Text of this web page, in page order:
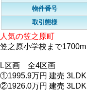
物件番号
取引態様
人気の笠之原町
笠之原小学校まで1700m
L区画 全4区画
①1995.9万円 建売
②1926.0万円 建売